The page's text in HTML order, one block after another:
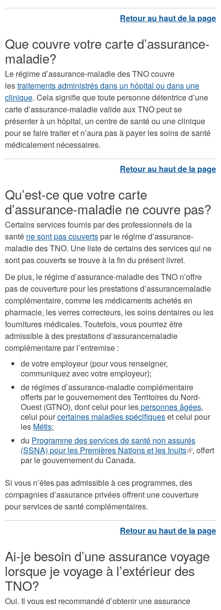
Que couvre votre carte d’assurance-
maladie?
Le régime d’assurance-maladie des TNO couvre
lestraitements administrés dans un hôpital ou dans une
clinique. Cela signifie que toute personne détentrice d’une
carte d’assurance-maladie valide aux TNO peut se
présenter à un hôpital, un centre de santé ou une clinique
pour se faire traiter et n’aura pas à payer les soins de santé
médicalement nécessaires.
Qu’est-ce que votre carte
d’assurance-maladie ne couvre pas?
Certains services fournis par des professionnels de la
santé ne sont pas couvertspar le régime d’assurance-
maladie des TNO. Une liste de certains des services qui ne
sont pas couverts se trouve à la fin du présent livret.
De plus, le régime d’assurance-maladie des TNO n’offre
pas de couverture pour les prestations d’assurancemaladie
complémentaire, comme les médicaments achetés en
pharmacie, les verres correcteurs, les soins dentaires ou les
fournitures médicales. Toutefois, vous pourriez être
admissible à des prestations d’assurancemaladie
complémentaire par l’entremise :
de votre employeur (pour vous renseigner,
communiquez avec votre employeur);
de régimes d’assurance-maladie complémentaire
offerts par le gouvernement des Territoires du Nord-
Ouest (GTNO), dont celui pour lespersonnes âgées,
celui pourcertaines maladies spécifiqueset celui pour
les Métis;
du Programme des services de santé non assurés
(SSNA) pour les Premières Nations et les Inuits(le
externe)
, offert
par le gouvernement du Canada.
Si vous n’êtes pas admissible à ces programmes, des
compagnies d’assurance privées offrent une couverture
pour services de santé complémentaires.
Ai-je besoin d’une assurance voyage
lorsque je voyage à l’extérieur des
TNO?
Oui. Il vous est recommandé d’obtenir une assurance